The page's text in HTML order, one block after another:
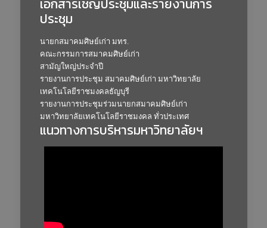
เอกสารเชิญประชุมและรายงานการ
ประชุม
นายกสมาคมศิษย์เก่า มทร.
คณะกรรมการสมาคมศิษย์เก่า
สามัญใหญ่ประจำปี
รายงานการประชุม สมาคมศิษย์เก่า มหาวิทยาลัย
เทคโนโลยีราชมงคลธัญบุรี
รายงานการประชุมร่วมนายกสมาคมศิษย์เก่า
มหาวิทยาลัยเทคโนโลยีราชมงคล ทั่วประเทศ
แนวทางการบริหารมหาวิทยาลัยฯ